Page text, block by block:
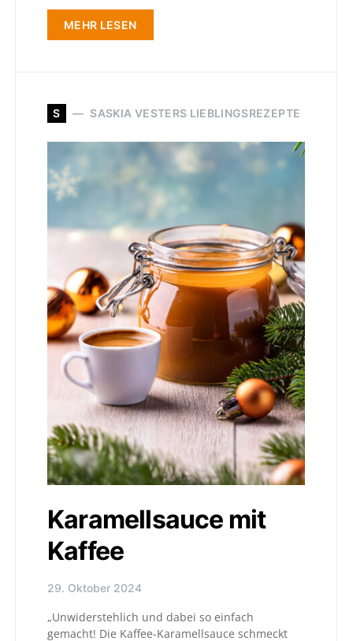
MEHR LESEN
S SASKIA VESTERS LIEBLINGSREZEPTE
Karamellsauce mit
Kaffee
29. Oktober 2024
„Unwiderstehlich und dabei so einfach
gemacht! Die Kaffee-Karamellsauce schmeckt